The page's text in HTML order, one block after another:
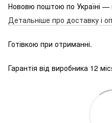
Нововю поштою по Україні —
Детальніше про доставку і
Готівкою при отриманні.
Гарантія від виробника 12